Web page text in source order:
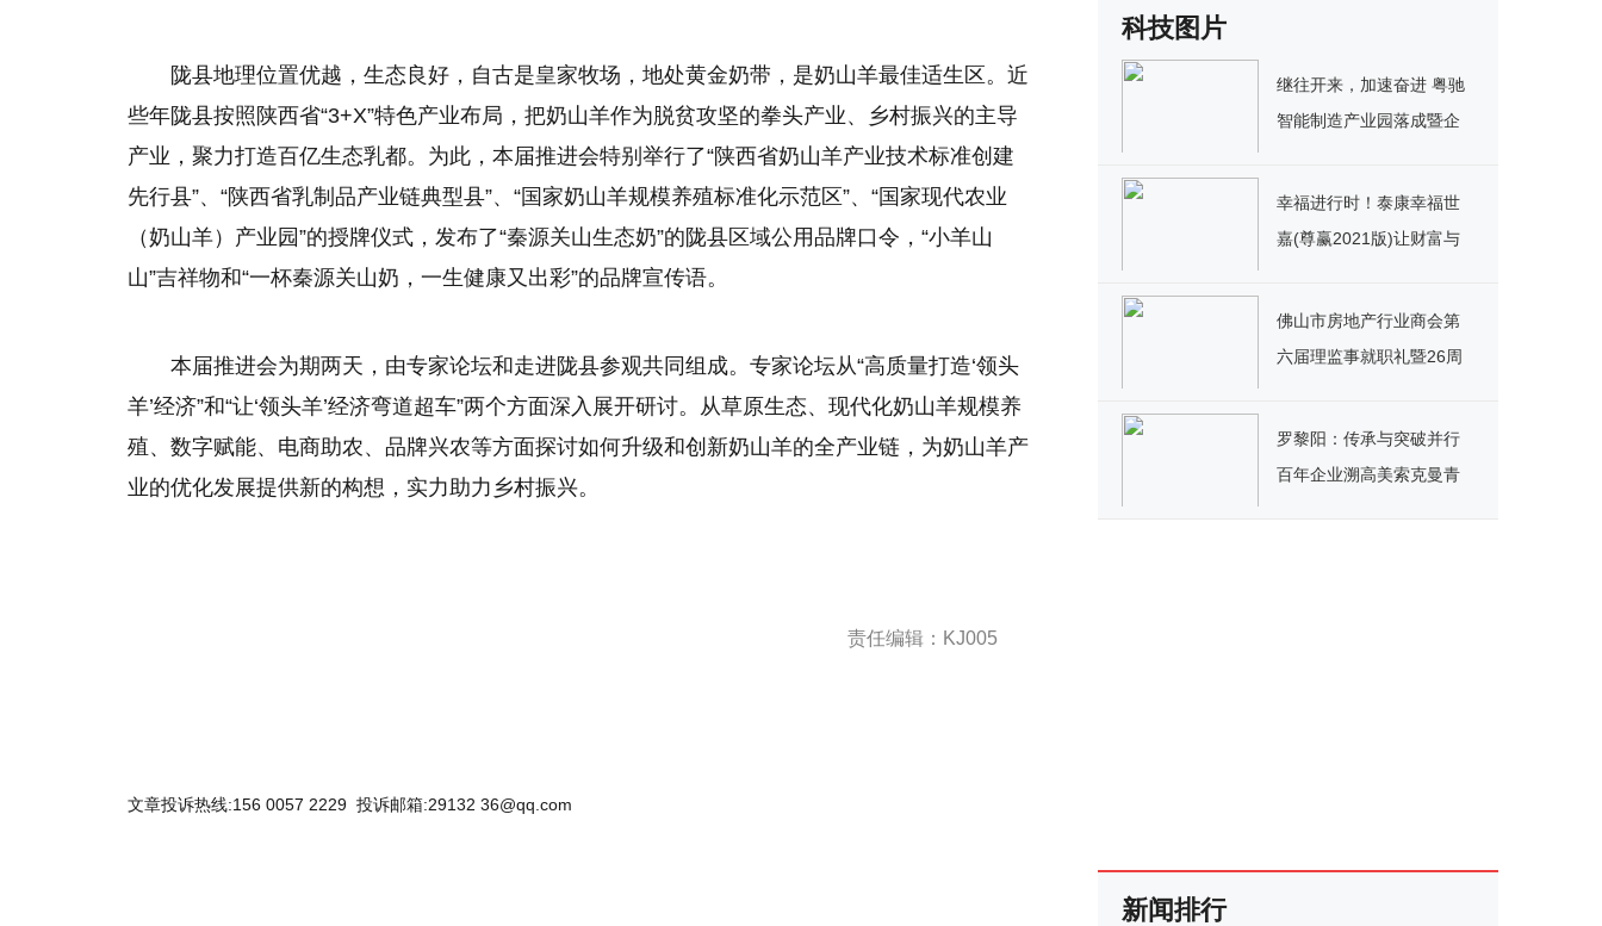
陇县地理位置优越，生态良好，自古是皇家牧场，地处黄金奶带，是奶山羊最佳适生区。近
些年陇县按照陕西省“3+X”特色产业布局，把奶山羊作为脱贫攻坚的拳头产业、乡村振兴的主导
产业，聚力打造百亿生态乳都。为此，本届推进会特别举行了“陕西省奶山羊产业技术标准创建
先行县”、“陕西省乳制品产业链典型县”、“国家奶山羊规模养殖标准化示范区”、“国家现代农业
（奶山羊）产业园”的授牌仪式，发布了“秦源关山生态奶”的陇县区域公用品牌口令，“小羊山
山”吉祥物和“一杯秦源关山奶，一生健康又出彩”的品牌宣传语。
本届推进会为期两天，由专家论坛和走进陇县参观共同组成。专家论坛从“高质量打造‘领头
羊’经济”和“让‘领头羊’经济弯道超车”两个方面深入展开研讨。从草原生态、现代化奶山羊规模养
殖、数字赋能、电商助农、品牌兴农等方面探讨如何升级和创新奶山羊的全产业链，为奶山羊产
业的优化发展提供新的构想，实力助力乡村振兴。
责任编辑：KJ005
文章投诉热线:156 0057 2229 投诉邮箱:29132 36@qq.com
科技图片
继往开来，加速奋进 粤驰
智能制造产业园落成暨企
幸福进行时！泰康幸福世
嘉(尊赢2021版)让财富与
佛山市房地产行业商会第
六届理监事就职礼暨26周
供需平台亮相
罗黎阳：传承与突破并行
百年企业溯高美索克曼青
新闻排行